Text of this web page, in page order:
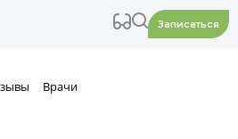
Записаться
Врачи